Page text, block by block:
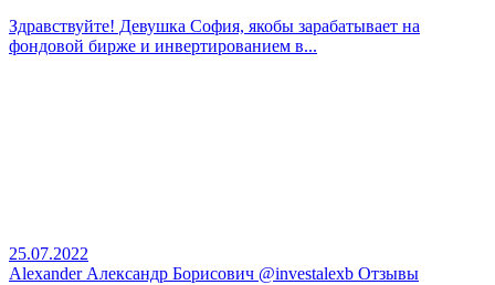
Здравствуйте! Девушка София, якобы зарабатывает на
фондовой бирже и инвертированием в...
25.07.2022
Alexander Александр Борисович @investalexb Отзывы